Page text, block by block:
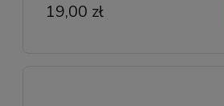
19,00 zł